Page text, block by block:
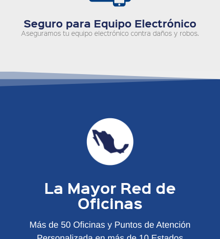
Seguro para Equipo Electrónico
Aseguramos tu equipo electrónico contra daños y robos.
La Mayor Red de
Oficinas
Más de 50 Oficinas y Puntos de Atención